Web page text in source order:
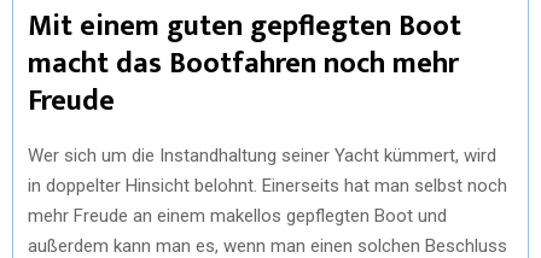
Mit einem guten gepflegten Boot
macht das Bootfahren noch mehr
Freude
Wer sich um die Instandhaltung seiner Yacht kümmert, wird
in doppelter Hinsicht belohnt. Einerseits hat man selbst noch
mehr Freude an einem makellos gepflegten Boot und
außerdem kann man es, wenn man einen solchen Beschluss